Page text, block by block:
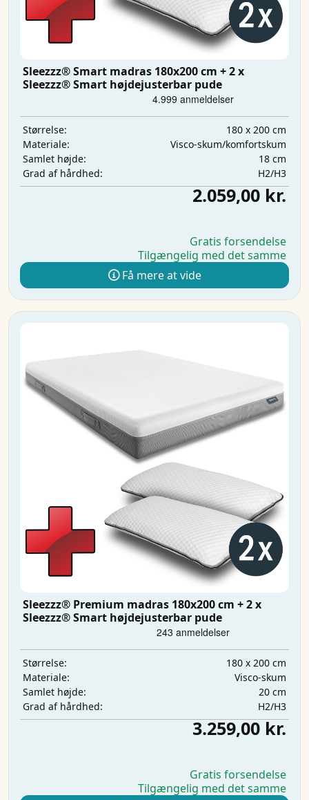
Sleezzz® Smart madras 180x200 cm + 2 x
Sleezzz® Smart højdejusterbar pude
Størrelse:
180 x 200 cm
Materiale:
Visco-skum/komfortskum
Samlet højde:
18 cm
Grad af hårdhed:
H2/H3
2.059,00 kr.
Gratis forsendelse
Tilgængelig med det samme
Få mere at vide
Sleezzz® Premium madras 180x200 cm + 2 x
Sleezzz® Smart højdejusterbar pude
Størrelse:
180 x 200 cm
Materiale:
Visco-skum
Samlet højde:
20 cm
Grad af hårdhed:
H2/H3
3.259,00 kr.
Gratis forsendelse
Tilgængelig med det samme